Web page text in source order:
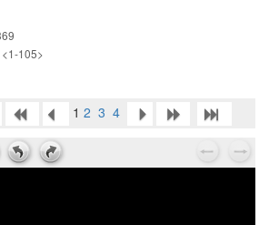
Neapolitanus,
<1-105>
1 2 3 4